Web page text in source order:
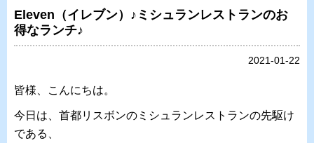
Eleven（イレブン）♪ミシュランレストランのお
得なランチ♪
2021-01-22
皆様、こんにちは。
今日は、首都リスボンのミシュランレストランの先駆け
である、